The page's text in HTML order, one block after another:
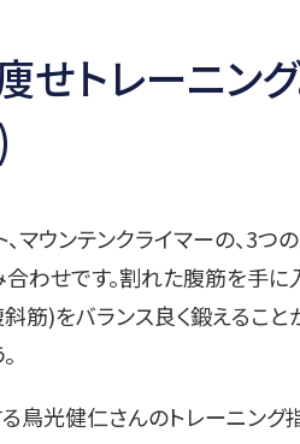
せトレーニン
マウンテンクライマーの、3つ
わせです。割れた腹筋を手
)をバランス良く鍛えること
鳥光健仁さんのトレーニング